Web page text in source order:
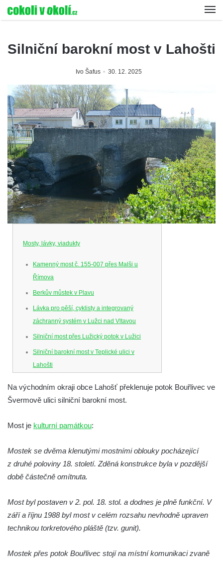
Silniční barokní most v Lahošti
Ivo Šafus 30. 12. 2025
Mosty, lávky, viadukty
Kamenný most č. 155-007 přes Malši u
Římova
Berkův můstek v Plavu
Lávka pro pěší, cyklisty a integrovaný
záchranný systém v Lužci nad Vltavou
Silniční most přes Lužický potok v Lužici
Silniční barokní most v Teplické ulici v
Lahošti
ve Šluknově
Malý železniční viadukt ve Skalici u České
Lípy
Silniční most přes potok Hasina v
Konětopech
Železniční viadukt v Jimlíně nad silnicí a
Torzo železničního mostu jižně od Janova
Na východním okraji obce Lahošť překlenuje potok Bouřlivec ve
Švermově ulici silniční barokní most.
Most je kulturní památkou:
Mostek se dvěma klenutými mostními oblouky pocházející
z druhé poloviny 18. století. Zděná konstrukce byla v pozdější
době částečně omítnuta.
Most byl postaven v 2. pol. 18. stol. a dodnes je plně funkční. V
září a říjnu 1988 byl most v celém rozsahu nevhodně upraven
technikou torkretového pláště (tzv. gunit).
Mostek přes potok Bouřlivec stojí na místní komunikaci zvaně